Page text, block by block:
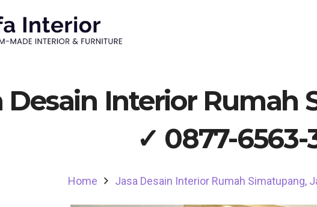
Desain Interior Rumah
✓ 0877-6563-
Home Jasa Desain Interior Rumah Simatupang,